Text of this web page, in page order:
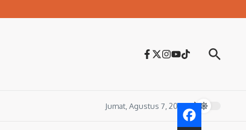
Jumat, Agustus 7, 2026